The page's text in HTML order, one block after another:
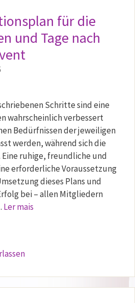
für die
und Tage nach
Schritte sind eine
wahrscheinlich verbessert
Bedürfnissen der jeweiligen
werden, während sich die
ruhige, freundliche und
erforderliche Voraussetzung
dieses Plans und
bei – allen Mitgliedern
Ler mais